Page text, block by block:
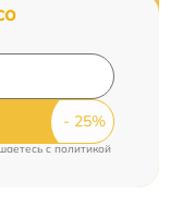
c политикой